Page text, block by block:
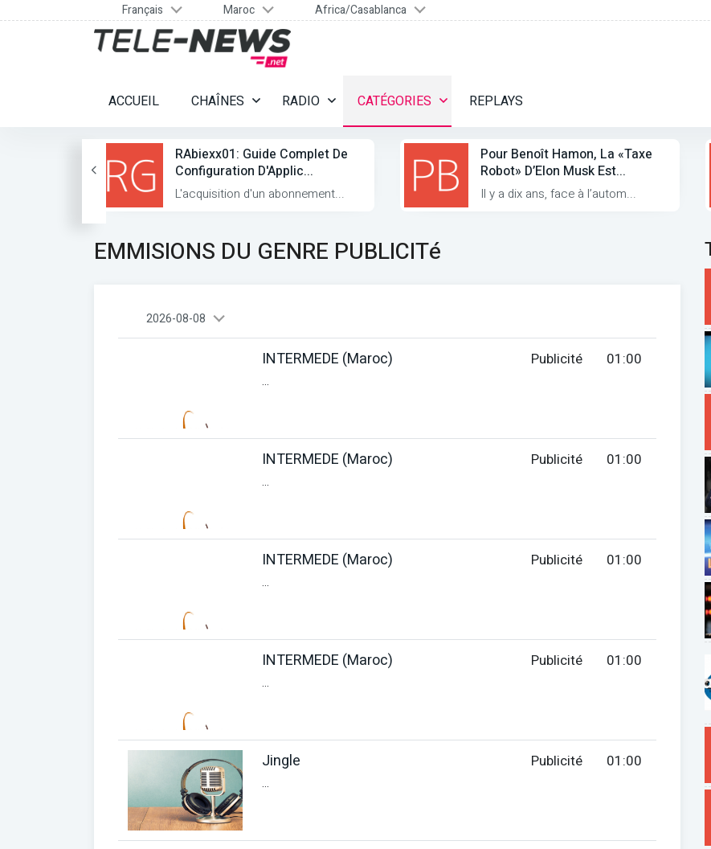
Français Maroc Africa/Casablanca
ACCUEIL CHAÎNES RADIO CATÉGORIES REPLAYS
RAbiexx01: Guide Complet De
Configuration D'Applic...
L'acquisition d'un abonnement...
Pour Benoît Hamon, La «taxe
Robot» D’Elon Musk Est...
Il y a dix ans, face à l’autom...
EMMISIONS DU GENRE PUBLICITé
2026-08-08
INTERMEDE (Maroc)
...
Publicité 01:00
INTERMEDE (Maroc)
...
Publicité 01:00
INTERMEDE (Maroc)
...
Publicité 01:00
INTERMEDE (Maroc)
...
Publicité 01:00
Jingle
...
Publicité 01:00